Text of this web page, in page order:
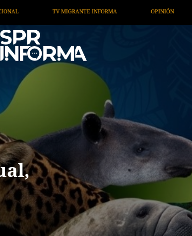
OPINIÓN ARTÍCULOS ARTE / ENTRETENIMIENTO